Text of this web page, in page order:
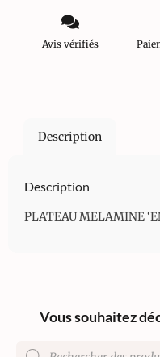
Avis vérifiés
Description
Description
PLATEAU MELAMINE
Vous souhaitez